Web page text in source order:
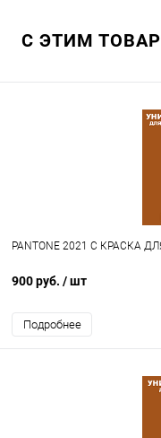
С ЭТИМ
PANTONE 2021 C КРАСКА
900 руб. / шт
Подробнее